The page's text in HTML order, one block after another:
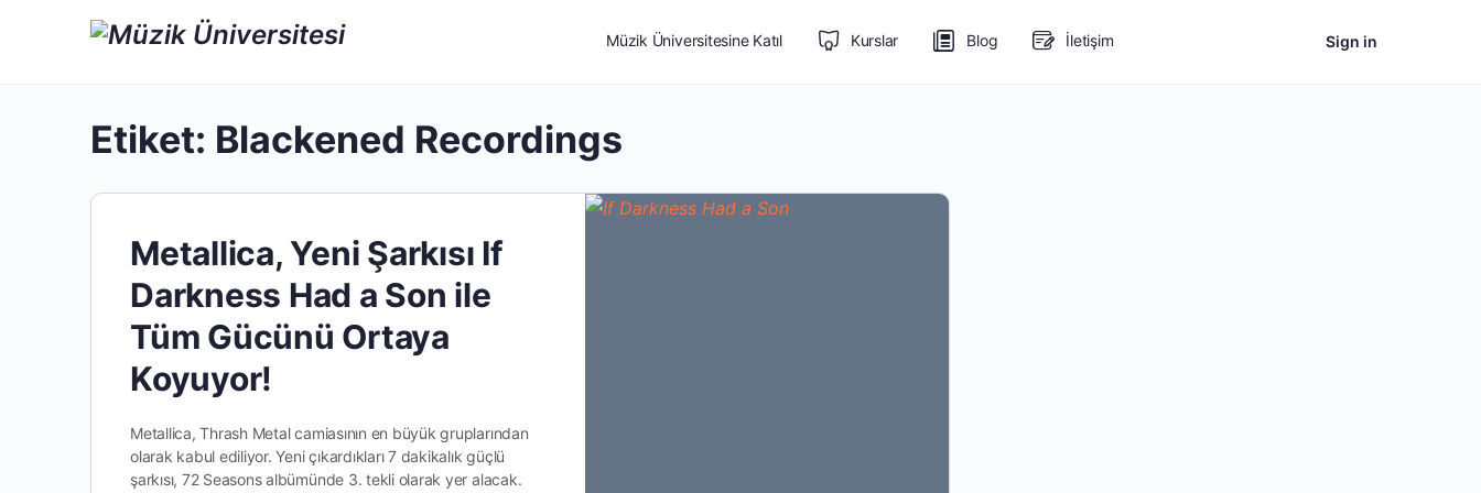
Müzik Üniversitesine Katıl Kurslar Blog İletişim Sign in
Etiket: Blackened Recordings
Metallica, Yeni Şarkısı If
Darkness Had a Son ile
Tüm Gücünü Ortaya
Koyuyor!
Metallica, Thrash Metal camiasının en büyük gruplarından
olarak kabul ediliyor. Yeni çıkardıkları 7 dakikalık güçlü
şarkısı, 72 Seasons albümünde 3. tekli olarak yer alacak.